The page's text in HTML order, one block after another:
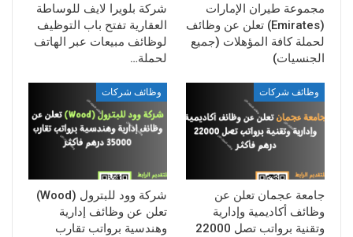
مجموعة طيران الإمارات
(Emirates) تعلن عن وظائف
لحملة كافة المؤهلات (جميع
الجنسيات)
شركة بلويرا لايف للوساطة
العقارية تفتح باب التوظيف
لوظائف مبيعات عبر الهاتف
لحملة…
وظائف شركات
جامعة عجمان تعلن عن
وظائف أكاديمية وإدارية
وتقنية برواتب تصل 22000
وظائف شركات
شركة وود للبترول (Wood)
تعلن عن وظائف إدارية
وهندسية برواتب تقارب